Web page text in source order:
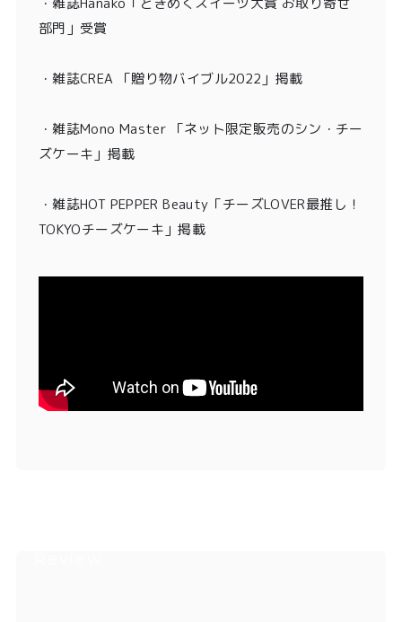
部門」受賞
・雑誌CREA 「贈り物バイブル2022」掲載
・雑誌Mono Master 「ネット限定販売のシン・チー
ズケーキ」掲載
・雑誌HOT PEPPER Beauty「チーズLOVER最推し！
TOKYOチーズケーキ」掲載